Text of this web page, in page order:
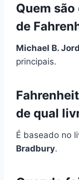
Quem
de
Michael B.
principais.
de qual
É baseado no
Bradbury.